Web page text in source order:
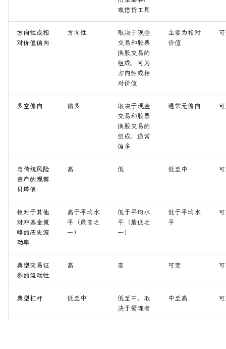
或信贷工具
方向性或相
对价值偏向
方向性
取决于现金
交易和股票
换股交易的
组成，可为
方向性或相
对价值
主要为相对
价值
多空偏向 偏多
取决于现金
交易和股票
换股交易的
组成，通常
偏多
通常无偏向
与传统风险
资产的观察
贝塔值
高 低 低至中
相对于其他
对冲基金策
略的历史波
动率
高于平均水
平（最高之
一）
低于平均水
平（最低之
一）
低于平均水
平
典型交易证
券的流动性
高 高 可变
典型杠杆 低至中
低至中，取
决于管理者
中至高